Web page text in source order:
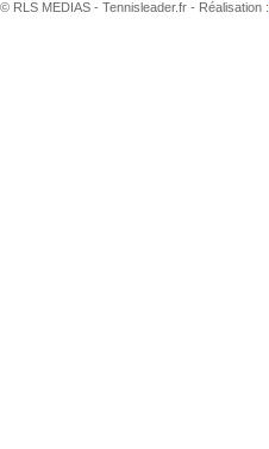
© RLS MEDIAS - Tennisleader.fr - Réalisation :